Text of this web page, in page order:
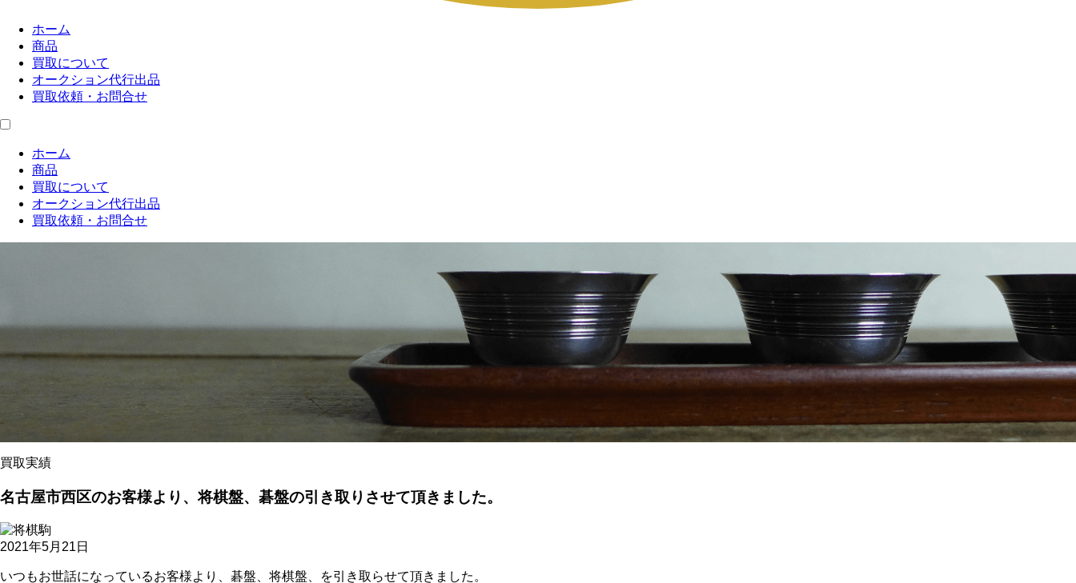
ホーム
商品
買取について
オークション代行出品
買取依頼・お問合せ
ホーム
商品
買取について
オークション代行出品
買取依頼・お問合せ
買取実績
名古屋市西区のお客様より、将棋盤、碁盤の引き取りさせて頂きました。
2021年5月21日
いつもお世話になっているお客様より、碁盤、将棋盤、を引き取らせて頂きました。